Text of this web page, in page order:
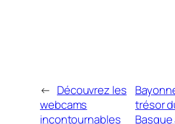
← Découvrez les
webcams
incontournables
trésor
Basque